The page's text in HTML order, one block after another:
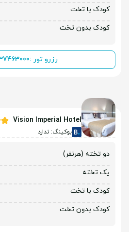
کودک با تخت
کودک بدون تخت
رزرو تور :
Vision Imperial Hotel
بوکینگ: ندارد
دو تخته (هرنفر)
یک تخته
کودک با تخت
کودک بدون تخت